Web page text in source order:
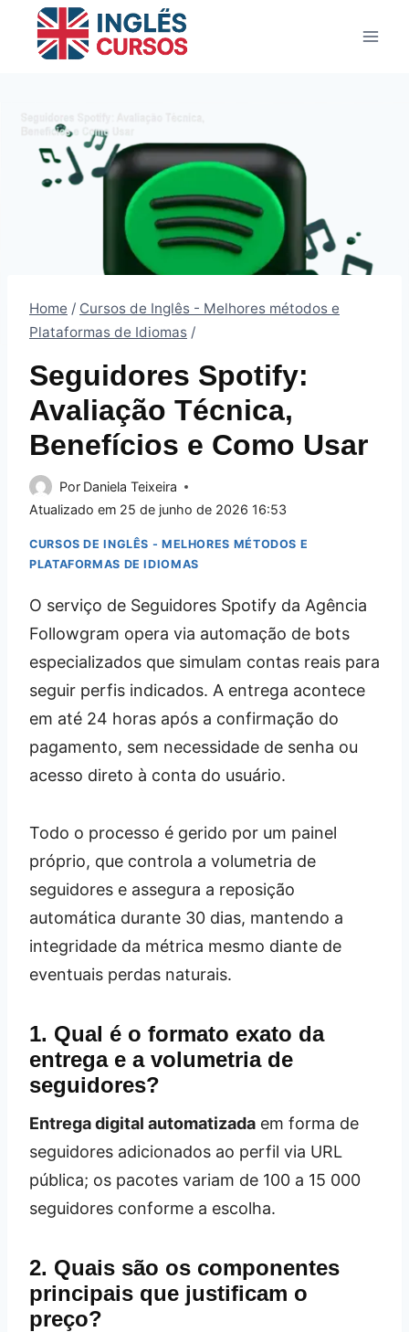
Home / Cursos de Inglês - Melhores métodos e
Plataformas de Idiomas /
Seguidores Spotify:
Avaliação Técnica,
Benefícios e Como Usar
Por Daniela Teixeira
Atualizado em 25 de junho de 2026 16:53
CURSOS DE INGLÊS - MELHORES MÉTODOS E
PLATAFORMAS DE IDIOMAS
O serviço de Seguidores Spotify da Agência
Followgram opera via automação de bots
especializados que simulam contas reais para
seguir perfis indicados. A entrega acontece
em até 24 horas após a confirmação do
pagamento, sem necessidade de senha ou
acesso direto à conta do usuário.
Todo o processo é gerido por um painel
próprio, que controla a volumetria de
seguidores e assegura a reposição
automática durante 30 dias, mantendo a
integridade da métrica mesmo diante de
eventuais perdas naturais.
1. Qual é o formato exato da
entrega e a volumetria de
seguidores?
Entrega digital automatizada em forma de
seguidores adicionados ao perfil via URL
pública; os pacotes variam de 100 a 15 000
seguidores conforme a escolha.
2. Quais são os componentes
principais que justificam o
preço?